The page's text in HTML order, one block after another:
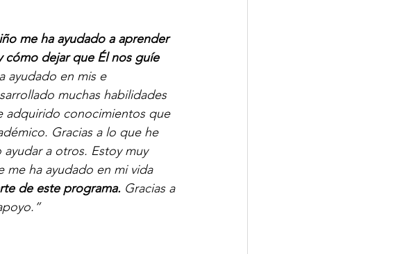
me ha ayudado a aprender
cómo dejar que Él nos guíe
ayudado en mis e
muchas habilidades
adquirido conocimientos que
Gracias a lo que he
a otros. Estoy muy
me ha ayudado en mi vida
de este programa. Gracias a